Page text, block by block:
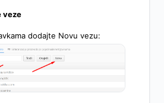
veze
dodajte Novu vezu: